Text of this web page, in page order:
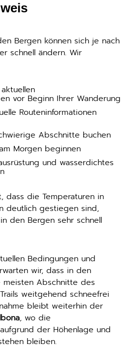
Bergen können sich je nach
schnell ändern. Wir
vor Beginn Ihrer Wanderung
Routeninformationen
Abschnitte buchen
Morgen beginnen
und wasserdichtes
dass die Temperaturen in
deutlich gestiegen sind,
den Bergen sehr schnell
Bedingungen und
wir, dass in den
meisten Abschnitte des
weitgehend schneefrei
bleibt weiterhin der
, wo die
der Höhenlage und
bleiben.